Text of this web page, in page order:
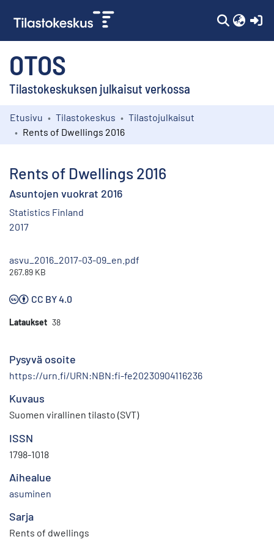
OTOS
Tilastokeskuksen julkaisut verkossa
Kokoelmat
Etusivu Tilastokeskus
Tilastojulkaisut
Rents of Dwellings 2016
Rents of Dwellings 2016
Asuntojen vuokrat 2016
Statistics Finland
2017
asvu_2016_2017-03-09_en.pdf
267.89 KB
CC BY 4.0
Lataukset 38
Pysyvä osoite
https://urn.fi/URN:NBN:fi-fe20230904116236
Kuvaus
Suomen virallinen tilasto (SVT)
ISSN
1798-1018
Aihealue
asuminen
Sarja
Rents of dwellings